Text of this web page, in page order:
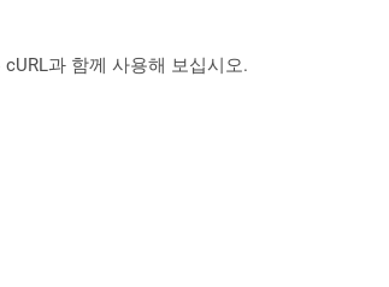
과 함께 사용해 보십시오.